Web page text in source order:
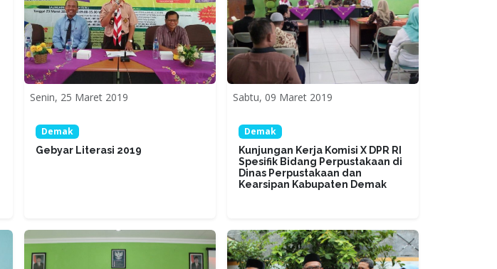
Senin, 25 Maret 2019
Demak
Gebyar Literasi 2019
Sabtu, 09 Maret 2019
Demak
Kunjungan Kerja Komisi X DPR RI
Spesifik Bidang Perpustakaan di
Dinas Perpustakaan dan
Kearsipan Kabupaten Demak